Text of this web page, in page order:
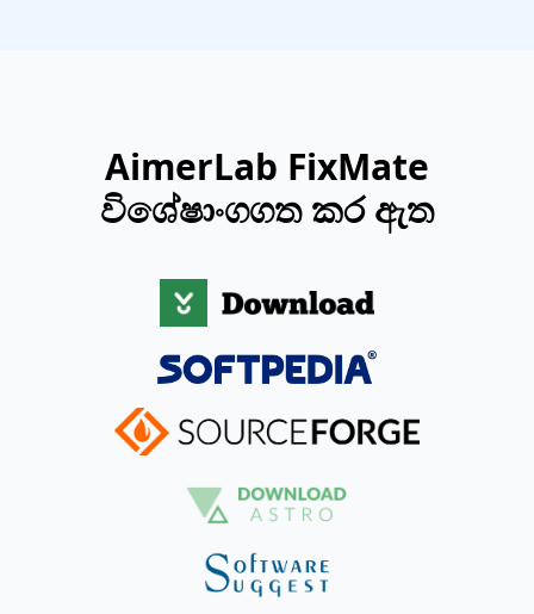
AimerLab FixMate
විශේෂාංගගත කර ඇත